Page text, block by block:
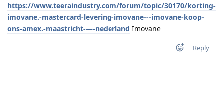
https://www.teeraindustry.com/forum/topic/30170/korting-
imovane.-mastercard-levering-imovane---imovane-koop-
ons-amex.-maastricht-—-nederland Imovane
Reply